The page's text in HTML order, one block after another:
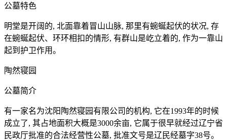
公墓特色
明堂是开阔的, 北面靠着冒山山脉, 那里有蜿蜒起伏的状况, 存
在蜿蜒起伏、环环相扣的情形, 有群山是屹立着的, 作为一靠山
起到护卫作用。
陶然寝园
公墓简介
有一家名为沈阳陶然寝园有限公司的机构, 它在1993年的时候
成立了, 其占地面积大概是3000余亩, 它属于很早就经过辽宁省
民政厅批准的合法经营性公墓, 批准文号是辽民经墓字38号。